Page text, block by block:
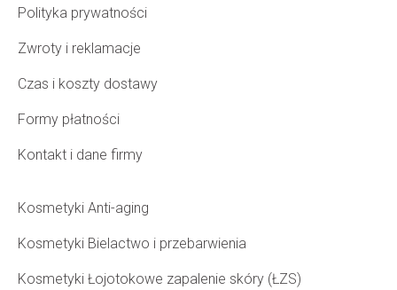
Polityka prywatności
Zwroty i reklamacje
Czas i koszty dostawy
Formy płatności
Kontakt i dane firmy
Kosmetyki Anti-aging
Kosmetyki Bielactwo i przebarwienia
Kosmetyki Łojotokowe zapalenie skóry (ŁZS)